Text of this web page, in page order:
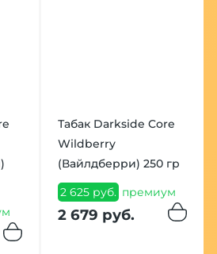
Табак Darkside Core
Wildberry
(Вайлдберри) 250 гр
2 625 руб. премиум
2 679 руб.